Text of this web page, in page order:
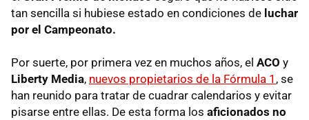
tan sencilla si hubiese estado en condiciones de luchar
por el Campeonato.
Por suerte, por primera vez en muchos años, el ACO y
Liberty Media, nuevos propietarios de la Fórmula 1 , se
han reunido para tratar de cuadrar calendarios y evitar
pisarse entre ellas. De esta forma los aficionados no